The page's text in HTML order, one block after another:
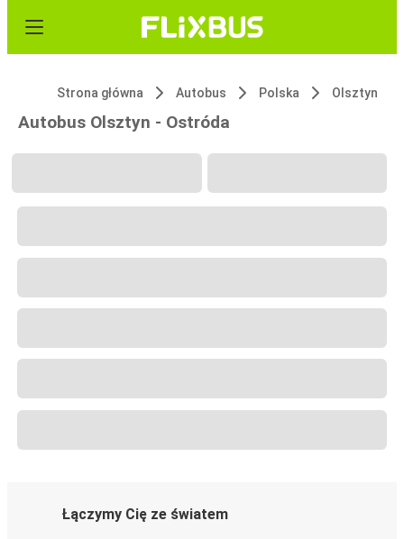
Strona główna Autobus Polska Olsztyn
Autobus Olsztyn - Ostróda
Łączymy Cię ze światem